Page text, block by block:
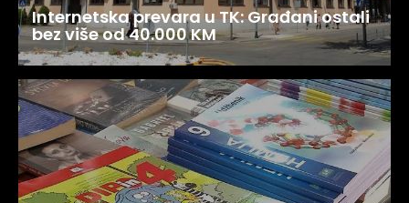
Internetska prevara u TK: Građani ostali
bez više od 40.000 KM